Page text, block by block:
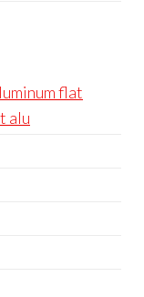
flat
alu